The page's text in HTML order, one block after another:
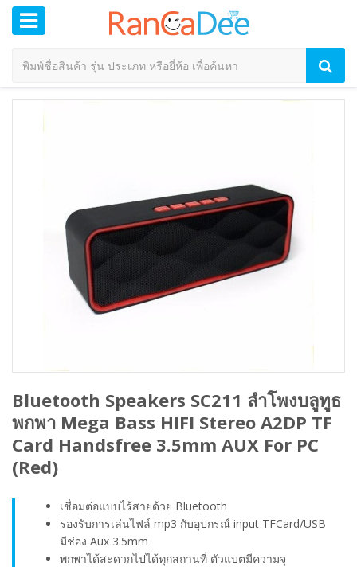
Bluetooth Speakers SC211 ลำโพงบลูทูธ
พกพา Mega Bass HIFI Stereo A2DP TF
Card Handsfree 3.5mm AUX For PC
(Red)
เชื่อมต่อแบบไร้สายด้วย Bluetooth
รองรับการเล่นไฟล์ mp3 กับอุปกรณ์ input TFCard/USB
มีช่อง Aux 3.5mm
พกพาได้สะดวกไปได้ทุกสถานที่ ตัวแบตมีความจุ